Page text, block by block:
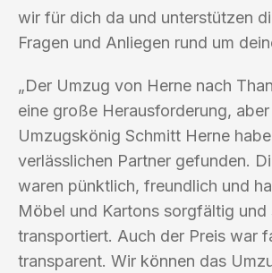
wir für dich da und unterstützen
Fragen und Anliegen rund um
„Der Umzug von Herne nach
eine große Herausforderung,
Umzugskönig Schmitt Herne
verlässlichen Partner gefunden.
waren pünktlich, freundlich und
Möbel und Kartons sorgfältig und
transportiert. Auch der Preis war
transparent. Wir können das